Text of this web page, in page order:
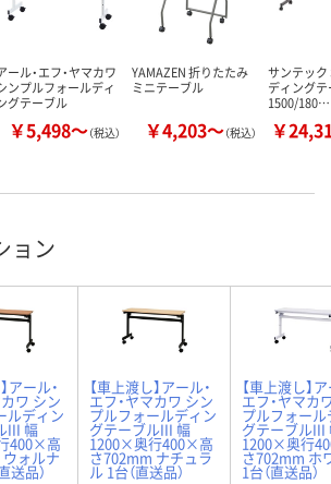
ール・エフ・ヤマカワ
ンプルフォールディ
グテーブル
￥5,498～（税込）
YAMAZEN 折りたたみ
ミニテーブル
￥4,203～（税込）
サンテック
ディング
1500/180…
￥
ョン
アール・
ワ シン
ルディン
III 幅
400×高
ォルナ
送品）
【車上渡し】アール・
エフ・ヤマカワ シン
プルフォールディン
グテーブルIII 幅
1200×奥行400×高
さ702mm ナチュラ
ル 1台（直送品）
【車上渡し】
エフ・ヤマカ
プルフォー
グテーブルIII
1200×奥行
さ702mm ホ
1台（直送品）